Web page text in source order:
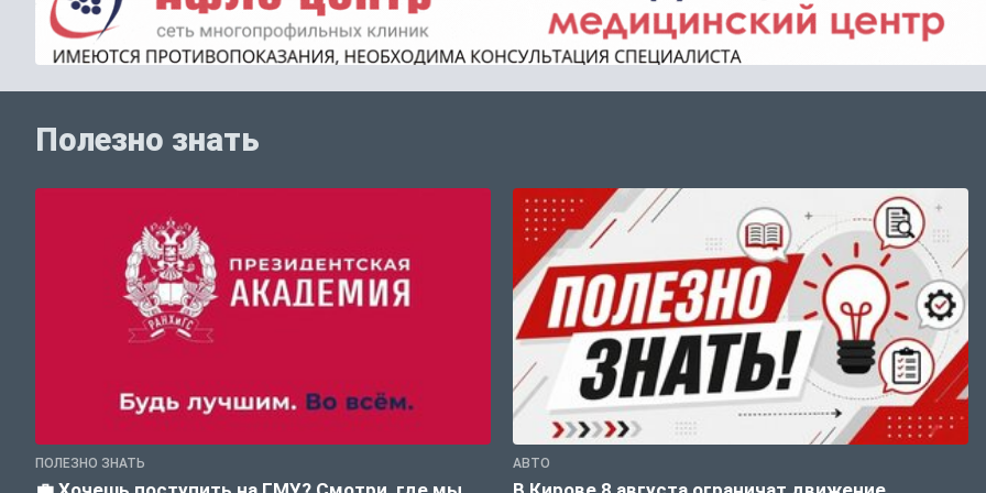
Полезно знать
ПОЛЕЗНО ЗНАТЬ АВТО